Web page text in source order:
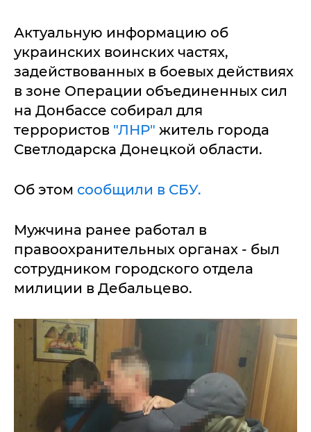
Актуальную информацию об
украинских воинских частях,
задействованных в боевых действиях
в зоне Операции объединенных сил
на Донбассе собирал для
террористов "ЛНР" житель города
Светлодарска Донецкой области.
Об этом сообщили в СБУ.
Мужчина ранее работал в
правоохранительных органах - был
сотрудником городского отдела
милиции в Дебальцево.